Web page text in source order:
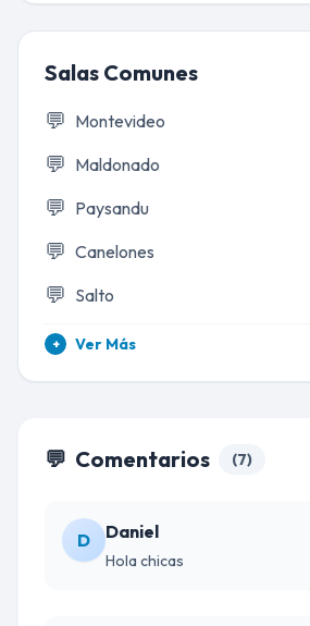
Salas Comunes
💬 Montevideo
💬 Maldonado
💬 Paysandu
💬 Canelones
💬 Salto
+ Ver Más
💬 Comentarios (7)
D Daniel
Hola chicas